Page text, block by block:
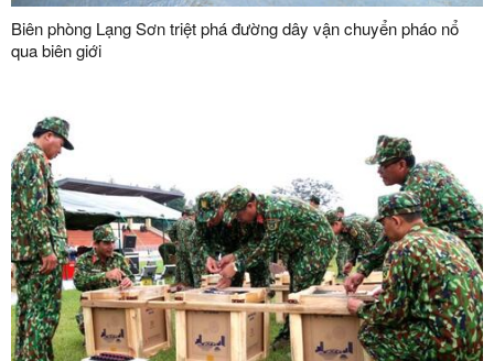
Biên phòng Lạng Sơn triệt phá đường dây vận chuyển pháo nổ
qua biên giới